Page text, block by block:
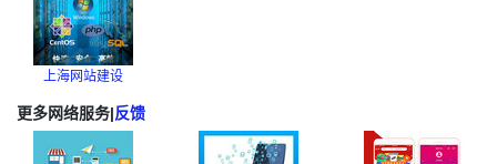
上海网站建设
更多网络服务|反馈